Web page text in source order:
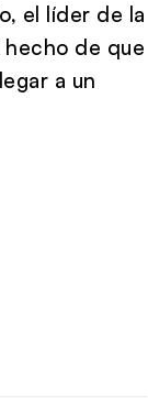
el líder de la
de que
a un